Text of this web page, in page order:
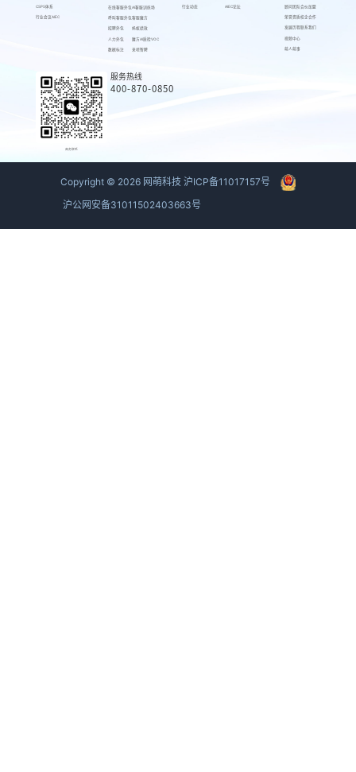
CSPS体系
行业会议AIEC
在线客服外包
呼叫客服外包
招聘外包
人力外包
数据标注
AI客服训练场
客服魔方
蚂蚁绩效
魔方AI质检VOC
来呗智聘
行业动态 AIEC论坛 顾问团队
荣誉资质
发展历程
视频中心
萌人萌事
合伙加盟
校企合作
联系我们
商务联系
服务热线
400-870-0850
Copyright © 2026 网萌科技 沪ICP备11017157号
沪公网安备31011502403663号